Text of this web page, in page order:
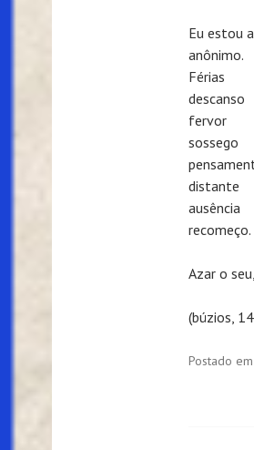
Eu estou
anônimo.
Férias
descanso
fervor
sossego
distante
ausência
recomeço.
Azar o
(búzios,
Postado em